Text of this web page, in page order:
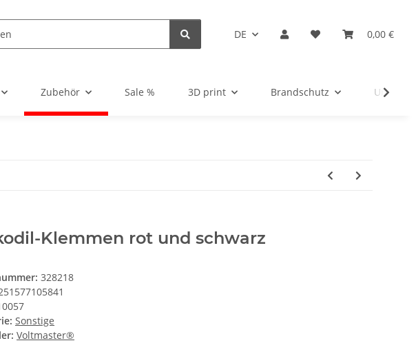
DE 0,00 €
Zubehör Sale % 3D print Brandschutz
Klemmen rot und schwarz
328218
Sonstige
Voltmaster®